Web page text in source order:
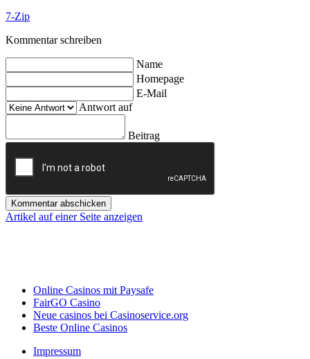
7-Zip
Kommentar schreiben
Name
Homepage
E-Mail
Antwort auf
Beitrag
Kommentar abschicken
Artikel auf einer Seite anzeigen
Online Casinos mit Paysafe
FairGO Casino
Neue casinos bei Casinoservice.org
Beste Online Casinos
Impressum